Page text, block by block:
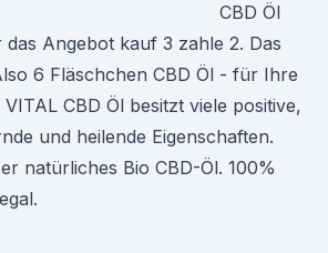
CBD Öl
Angebot kauf 3 zahle 2. Das
6 Fläschchen CBD Öl - für Ihre
CBD Öl besitzt viele positive,
und heilende Eigenschaften.
natürliches Bio CBD-Öl. 100%